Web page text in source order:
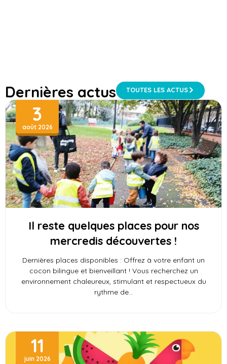
Dernières actus TOUTES LES ACTUS
Il reste quelques places pour nos
mercredis découvertes !
3
août 2026
Dernières places disponibles : Offrez à votre enfant un
cocon bilingue et bienveillant ! Vous recherchez un
environnement chaleureux, stimulant et respectueux du
rythme de
11
juin 2026